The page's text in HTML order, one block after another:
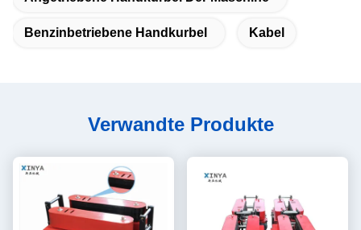
Benzinbetriebene Handkurbel Kabel
Verwandte Produkte